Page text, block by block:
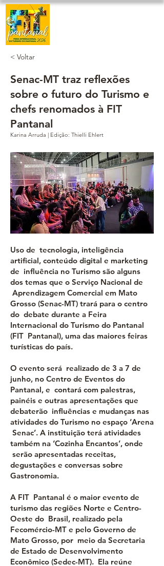
< Voltar
Senac-MT traz reflexões
sobre o futuro do Turismo e
chefs renomados à FIT
Pantanal
Karina Arruda | Edição: Thielli Ehlert
Uso de tecnologia, inteligência
artificial, conteúdo digital e marketing
de influência no Turismo são alguns
dos temas que o Serviço Nacional de
Aprendizagem Comercial em Mato
Grosso (Senac-MT) trará para o centro
do debate durante a Feira
Internacional do Turismo do Pantanal
(FIT Pantanal), uma das maiores feiras
turísticas do país.
O evento será realizado de 3 a 7 de
junho, no Centro de Eventos do
Pantanal, e contará com palestras,
painéis e outras apresentações que
debaterão influências e mudanças nas
atividades do Turismo no espaço ‘Arena
Senac’. A instituição terá atividades
também na ‘Cozinha Encantos’, onde
serão apresentadas receitas,
degustações e conversas sobre
Gastronomia.
A FIT Pantanal é o maior evento de
turismo das regiões Norte e Centro-
Oeste do Brasil, realizado pela
Fecomércio-MT e pelo Governo de
Mato Grosso, por meio da Secretaria
de Estado de Desenvolvimento
Econômico (Sedec-MT). Ela reúne